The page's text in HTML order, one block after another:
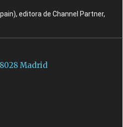
editora de Channel Partner,
Madrid